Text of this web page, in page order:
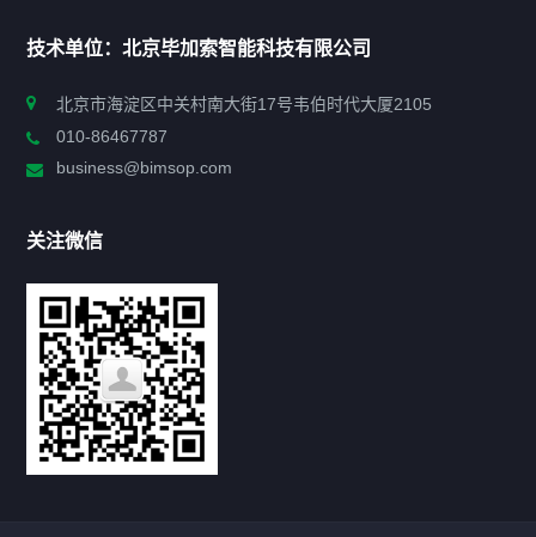
政策法规
新闻资讯
工作动态
会议活动
技术单位：北京毕加索智能科技有限公司
北京市海淀区中关村南大街17号韦伯时代大厦2105
010-86467787
business@bimsop.com
关注微信